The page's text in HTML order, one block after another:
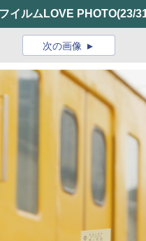
イルムLOVE PHOTO(23/
次の画像